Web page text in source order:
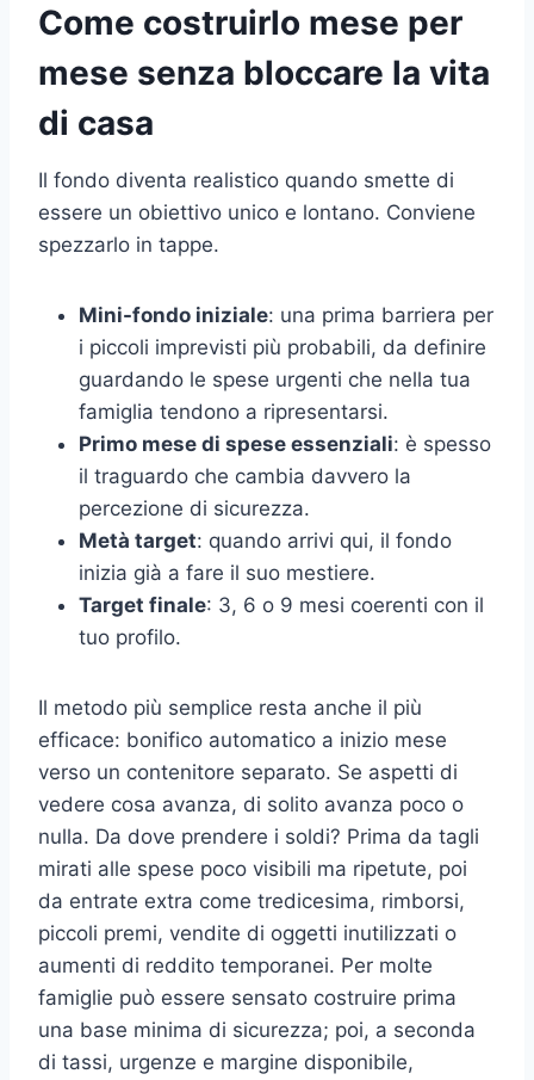
Come costruirlo mese per
mese senza bloccare la vita
di casa
Il fondo diventa realistico quando smette di
essere un obiettivo unico e lontano. Conviene
spezzarlo in tappe.
Mini-fondo iniziale: una prima barriera per
i piccoli imprevisti più probabili, da definire
guardando le spese urgenti che nella tua
famiglia tendono a ripresentarsi.
Primo mese di spese essenziali: è spesso
il traguardo che cambia davvero la
percezione di sicurezza.
Metà target: quando arrivi qui, il fondo
inizia già a fare il suo mestiere.
Target finale: 3, 6 o 9 mesi coerenti con il
tuo profilo.
Il metodo più semplice resta anche il più
efficace: bonifico automatico a inizio mese
verso un contenitore separato. Se aspetti di
vedere cosa avanza, di solito avanza poco o
nulla. Da dove prendere i soldi? Prima da tagli
mirati alle spese poco visibili ma ripetute, poi
da entrate extra come tredicesima, rimborsi,
piccoli premi, vendite di oggetti inutilizzati o
aumenti di reddito temporanei. Per molte
famiglie può essere sensato costruire prima
una base minima di sicurezza; poi, a seconda
di tassi, urgenze e margine disponibile,